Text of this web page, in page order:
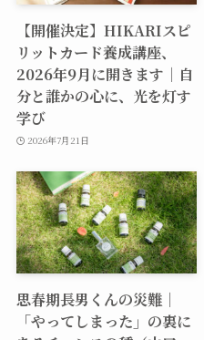
【開催決定】HIKARIスピ
リットカード養成講座、
2026年9月に開きます｜自
分と誰かの心に、光を灯す
学び
2026年7月21日
思春期長男くんの災難｜
「やってしまった」の裏に